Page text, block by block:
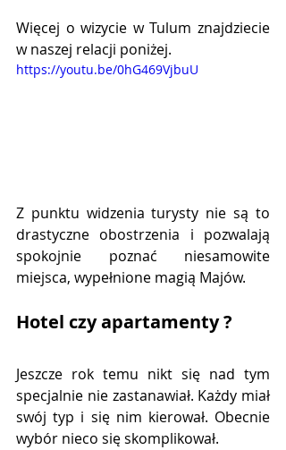
Więcej o wizycie w Tulum znajdziecie
w naszej relacji poniżej.
https://youtu.be/0hG469VjbuU
Z punktu widzenia turysty nie są to
drastyczne obostrzenia i pozwalają
spokojnie poznać niesamowite
miejsca, wypełnione magią Majów.
Hotel czy apartamenty ?
Jeszcze rok temu nikt się nad tym
specjalnie nie zastanawiał. Każdy miał
swój typ i się nim kierował. Obecnie
wybór nieco się skomplikował.